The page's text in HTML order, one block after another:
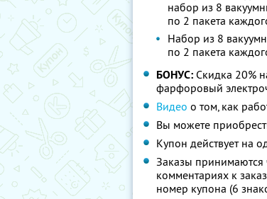
набор из 8
по 2 пакета
Набор из 8
по 2 пакета
БОНУС: Скидка 20%
фарфоровый
Видео о том, как
Вы можете
Купон действует на
Заказы принимаются
комментариях к
номер купона (6